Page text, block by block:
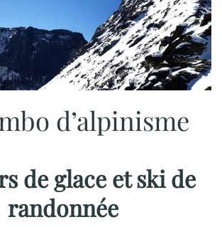
d’alpinisme
de glace et ski de
randonnée